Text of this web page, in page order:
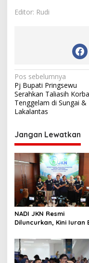
Editor: Rudi
N
a
v
i
g
a
s
i
p
o
s
Pos sebelumnya
Pj Bupati Pringsewu
Serahkan Taliasih
Tenggelam di Sungai &
Lakalantas
Jangan Lewatkan
NADI JKN Resmi
Diluncurkan, Kini Iuran